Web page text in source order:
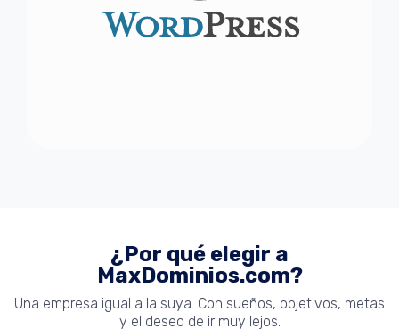
¿Por qué elegir a
MaxDominios.com?
Una empresa igual a la suya. Con sueños, objetivos, metas
y el deseo de ir muy lejos.